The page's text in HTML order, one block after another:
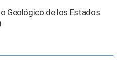
Geológico de los Estados